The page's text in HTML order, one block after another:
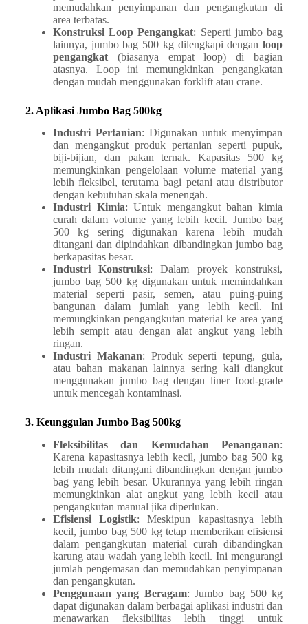
memudahkan penyimpanan dan pengangkutan di
area terbatas.
Konstruksi Loop Pengangkat: Seperti jumbo bag
lainnya, jumbo bag 500 kg dilengkapi denganloop
pengangkat(biasanya empat loop) di bagian
atasnya. Loop ini memungkinkan pengangkatan
dengan mudah menggunakan forklift atau crane.
2. Aplikasi Jumbo Bag 500kg
Industri Pertanian: Digunakan untuk menyimpan
dan mengangkut produk pertanian seperti pupuk,
biji-bijian, dan pakan ternak. Kapasitas 500 kg
memungkinkan pengelolaan volume material yang
lebih fleksibel, terutama bagi petani atau distributor
dengan kebutuhan skala menengah.
Industri Kimia: Untuk mengangkut bahan kimia
curah dalam volume yang lebih kecil. Jumbo bag
500 kg sering digunakan karena lebih mudah
ditangani dan dipindahkan dibandingkan jumbo bag
berkapasitas besar.
Industri Konstruksi: Dalam proyek konstruksi,
jumbo bag 500 kg digunakan untuk memindahkan
material seperti pasir, semen, atau puing-puing
bangunan dalam jumlah yang lebih kecil. Ini
memungkinkan pengangkutan material ke area yang
lebih sempit atau dengan alat angkut yang lebih
ringan.
Industri Makanan: Produk seperti tepung, gula,
atau bahan makanan lainnya sering kali diangkut
menggunakan jumbo bag dengan liner food-grade
untuk mencegah kontaminasi.
3. Keunggulan Jumbo Bag 500kg
Fleksibilitas dan Kemudahan Penanganan:
Karena kapasitasnya lebih kecil, jumbo bag 500 kg
lebih mudah ditangani dibandingkan dengan jumbo
bag yang lebih besar. Ukurannya yang lebih ringan
memungkinkan alat angkut yang lebih kecil atau
pengangkutan manual jika diperlukan.
Efisiensi Logistik: Meskipun kapasitasnya lebih
kecil, jumbo bag 500 kg tetap memberikan efisiensi
dalam pengangkutan material curah dibandingkan
karung atau wadah yang lebih kecil. Ini mengurangi
jumlah pengemasan dan memudahkan penyimpanan
dan pengangkutan.
Penggunaan yang Beragam: Jumbo bag 500 kg
dapat digunakan dalam berbagai aplikasi industri dan
menawarkan fleksibilitas lebih tinggi untuk